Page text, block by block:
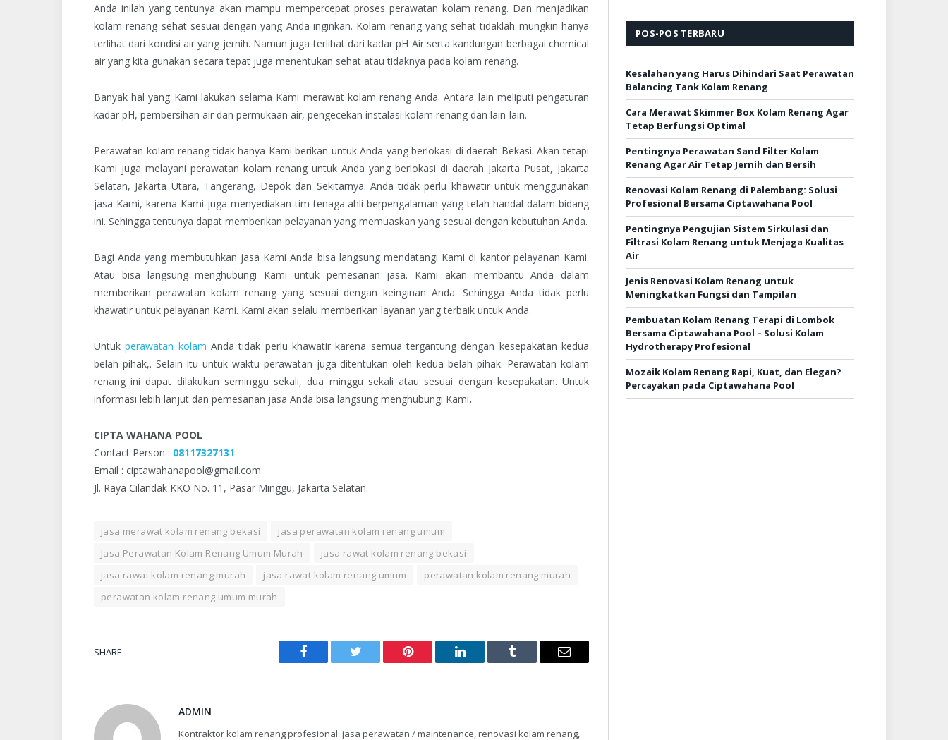
Anda inilah yang tentunya akan mampu mempercepat proses perawatan kolam renang. Dan menjadikan
kolam renang sehat sesuai dengan yang Anda inginkan. Kolam renang yang sehat tidaklah mungkin hanya
terlihat dari kondisi air yang jernih. Namun juga terlihat dari kadar pH Air serta kandungan berbagai chemical
air yang kita gunakan secara tepat juga menentukan sehat atau tidaknya pada kolam renang.
Banyak hal yang Kami lakukan selama Kami merawat kolam renang Anda. Antara lain meliputi pengaturan
kadar pH, pembersihan air dan permukaan air, pengecekan instalasi kolam renang dan lain-lain.
Perawatan kolam renang tidak hanya Kami berikan untuk Anda yang berlokasi di daerah Bekasi. Akan tetapi
Kami juga melayani perawatan kolam renang untuk Anda yang berlokasi di daerah Jakarta Pusat, Jakarta
Selatan, Jakarta Utara, Tangerang, Depok dan Sekitarnya. Anda tidak perlu khawatir untuk menggunakan
jasa Kami, karena Kami juga menyediakan tim tenaga ahli berpengalaman yang telah handal dalam bidang
ini. Sehingga tentunya dapat memberikan pelayanan yang memuaskan yang sesuai dengan kebutuhan Anda.
Bagi Anda yang membutuhkan jasa Kami Anda bisa langsung mendatangi Kami di kantor pelayanan Kami.
Atau bisa langsung menghubungi Kami untuk pemesanan jasa. Kami akan membantu Anda dalam
memberikan perawatan kolam renang yang sesuai dengan keinginan Anda. Sehingga Anda tidak perlu
khawatir untuk pelayanan Kami. Kami akan selalu memberikan layanan yang terbaik untuk Anda.
Untukperawatan kolam Anda tidak perlu khawatir karena semua tergantung dengan kesepakatan kedua
belah pihak,. Selain itu untuk waktu perawatan juga ditentukan oleh kedua belah pihak. Perawatan kolam
renang ini dapat dilakukan seminggu sekali, dua minggu sekali atau sesuai dengan kesepakatan. Untuk
informasi lebih lanjut dan pemesanan jasa Anda bisa langsung menghubungi Kami.
CIPTA WAHANA POOL
Contact Person : 08117327131
Email : ciptawahanapool@gmail.com
Jl. Raya Cilandak KKO No. 11, Pasar Minggu, Jakarta Selatan.
jasa merawat kolam renang bekasi
jasa perawatan kolam renang umum
Jasa Perawatan Kolam Renang Umum Murah
jasa rawat kolam renang bekasi
jasa rawat kolam renang murah
jasa rawat kolam renang umum
perawatan kolam renang murah
perawatan kolam renang umum murah
SHARE.
Facebook Twitter Pinterest LinkedIn Tumblr Email
ADMIN
Kontraktor kolam renang profesional. jasa perawatan / maintenance, renovasi kolam renang,
POS-POS TERBARU
Kesalahan yang Harus Dihindari Saat Perawatan
Balancing Tank Kolam Renang
Cara Merawat Skimmer Box Kolam Renang Agar
Tetap Berfungsi Optimal
Pentingnya Perawatan Sand Filter Kolam
Renang Agar Air Tetap Jernih dan Bersih
Renovasi Kolam Renang di Palembang: Solusi
Profesional Bersama Ciptawahana Pool
Pentingnya Pengujian Sistem Sirkulasi dan
Filtrasi Kolam Renang untuk Menjaga Kualitas
Air
Jenis Renovasi Kolam Renang untuk
Meningkatkan Fungsi dan Tampilan
Pembuatan Kolam Renang Terapi di Lombok
Bersama Ciptawahana Pool – Solusi Kolam
Hydrotherapy Profesional
Mozaik Kolam Renang Rapi, Kuat, dan Elegan?
Percayakan pada Ciptawahana Pool